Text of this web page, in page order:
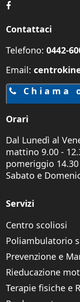
Contattaci
Telefono: 0442-
Email:
Chiama
Orari
Dal Lunedì al
mattino 9.00 -
pomeriggio 14.30
Sabato e
Servizi
Centro scoliosi
Poliambulatorio
Prevenzione e
Rieducazione
Terapie fisiche e